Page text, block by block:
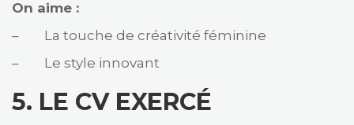
On aime :
– La touche de créativité féminine
– Le style innovant
5. LE CV EXERCÉ